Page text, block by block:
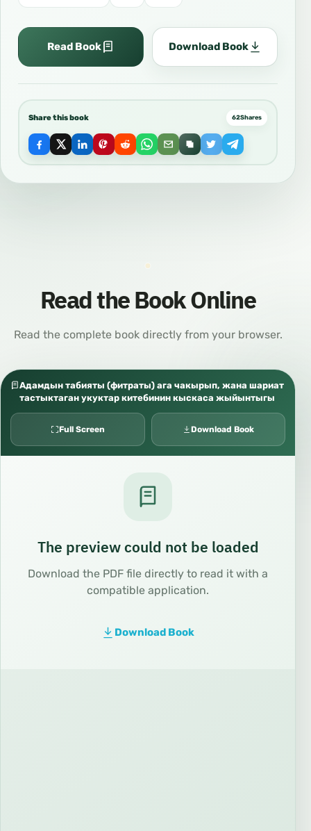
Read Book Download Book
Share this book 62Shares
Read the Book Online
Read the complete book directly from your browser.
Адамдын табияты (фитраты) ага чакырып, жана шариат
тастыктаган укуктар китебинин кыскаса жыйынтыгы
Full Screen Download Book
The preview could not be loaded
Download the PDF file directly to read it with a
compatible application.
Download Book